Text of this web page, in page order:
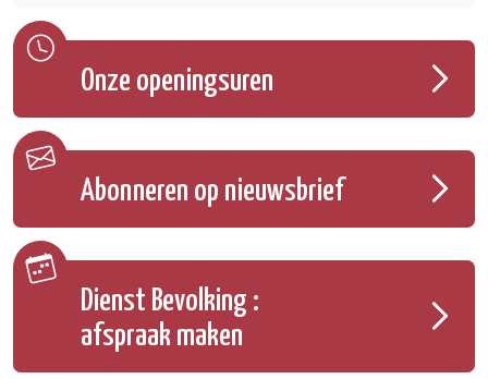
Onze openingsuren
Abonneren op nieuwsbrief
Dienst Bevolking :
afspraak maken